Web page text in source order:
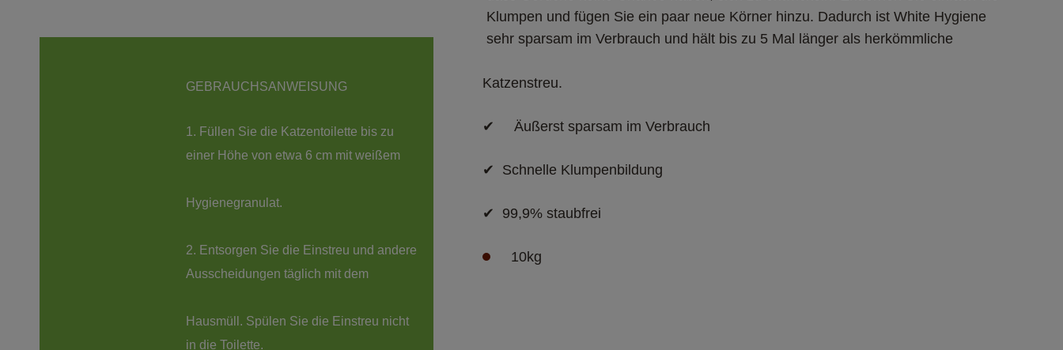
GEBRAUCHSANWEISUNG
1. Füllen Sie die Katzentoilette bis zu
2. Entsorgen Sie die Einstreu und andere
Hausmüll. Spülen Sie die Einstreu nicht
Katzenstreu.
✔ 	Äußerst sparsam im Verbrauch
✔	 Schnelle Klumpenbildung
✔	 99,9% staubfrei
10kg